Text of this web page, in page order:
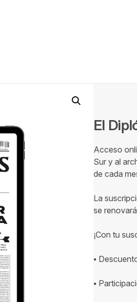
El
Acceso
Sur y al
de cada
La
se
¡Con tu
▪
▪